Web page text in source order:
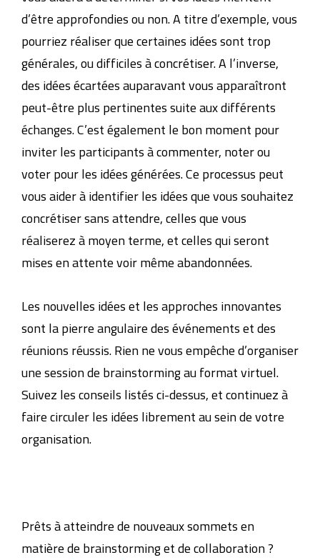
d’être approfondies ou non. A titre d’exemple, vous
pourriez réaliser que certaines idées sont trop
générales, ou difficiles à concrétiser. A l’inverse,
des idées écartées auparavant vous apparaîtront
peut-être plus pertinentes suite aux différents
échanges. C’est également le bon moment pour
inviter les participants à commenter, noter ou
voter pour les idées générées. Ce processus peut
vous aider à identifier les idées que vous souhaitez
concrétiser sans attendre, celles que vous
réaliserez à moyen terme, et celles qui seront
mises en attente voir même abandonnées.
Les nouvelles idées et les approches innovantes
sont la pierre angulaire des événements et des
réunions réussis. Rien ne vous empêche d’organiser
une session de brainstorming au format virtuel.
Suivez les conseils listés ci-dessus, et continuez à
faire circuler les idées librement au sein de votre
organisation.
Prêts à atteindre de nouveaux sommets en
matière de brainstorming et de collaboration ?